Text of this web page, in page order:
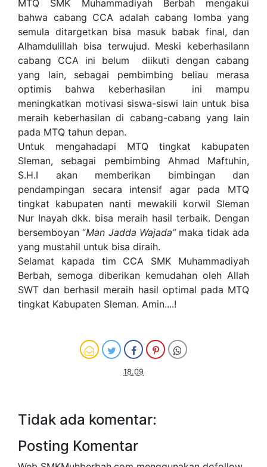
MTQ SMK Muhammadiyah Berbah mengakui
bahwa cabang CCA adalah cabang lomba yang
semula ditargetkan bisa masuk babak final, dan
Alhamdulillah bisa terwujud. Meski keberhasilann
cabang CCA ini belum
diikuti dengan cabang
yang lain, sebagai pembimbing beliau merasa
optimis bahwa keberhasilan
ini mampu
meningkatkan motivasi siswa-siswi lain untuk bisa
meraih keberhasilan di cabang-cabang yang lain
pada MTQ tahun depan.
Untuk mengahadapi MTQ tingkat kabupaten
Sleman, sebagai pembimbing Ahmad Maftuhin,
S.H.I akan memberikan bimbingan dan
pendampingan secara intensif agar pada MTQ
tingkat kabupaten nanti mewakili korwil Sleman
Nur Inayah dkk. bisa meraih hasil terbaik. Dengan
bersemboyan “Man Jadda Wajada”maka tidak ada
yang mustahil untuk bisa diraih.
Selamat kapada tim CCA SMK Muhammadiyah
Berbah, semoga diberikan kemudahan oleh Allah
SWT dan berhasil meraih hasil optimal pada MTQ
tingkat Kabupaten Sleman. Amin....!
18.09
Tidak ada komentar:
Posting Komentar